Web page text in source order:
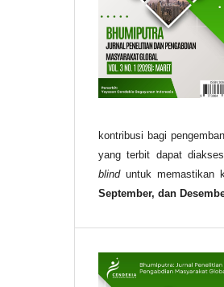
kontribusi bagi
yang terbit dapat
blinduntuk memastikan
September, dan